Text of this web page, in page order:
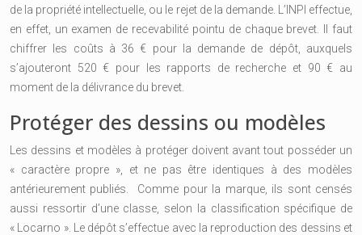
de la propriété intellectuelle, ou le rejet de la demande. L’INPI effectue,
en effet, un examen de recevabilité pointu de chaque brevet. Il faut
chiffrer les coûts à 36 € pour la demande de dépôt, auxquels
s’ajouteront 520 € pour les rapports de recherche et 90 € au
moment de la délivrance du brevet.
Protéger des dessins ou modèles
Les dessins et modèles à protéger doivent avant tout posséder un
« caractère propre », et ne pas être identiques à des modèles
antérieurement publiés. Comme pour la marque, ils sont censés
aussi ressortir d’une classe, selon la classification spécifique de
« Locarno ». Le dépôt s’effectue avec la reproduction des dessins et